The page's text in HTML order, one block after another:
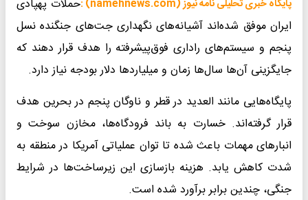
پایگاه خبری تحلیلی نامه نیوز (namehnews.com) :
حملات پهپادی
ایران موفق شده‌اند آشیانه‌های نگهداری جت‌های جنگنده نسل
پنجم و سیستم‌های راداری فوق‌پیشرفته را هدف قرار دهند که
جایگزینی آن‌ها سال‌ها زمان و میلیاردها دلار بودجه نیاز دارد.
پایگاه‌هایی مانند العدید در قطر و ناوگان پنجم در بحرین هدف
قرار گرفته‌اند. خسارت به باند فرودگاه‌ها، مخازن سوخت و
انبارهای مهمات باعث شده تا توان عملیاتی آمریکا در منطقه به
شدت کاهش یابد. هزینه بازسازی این زیرساخت‌ها در شرایط
جنگی، چندین برابر برآورد شده است.